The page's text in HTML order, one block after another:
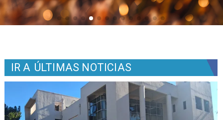
IR A ÚLTIMAS NOTICIAS